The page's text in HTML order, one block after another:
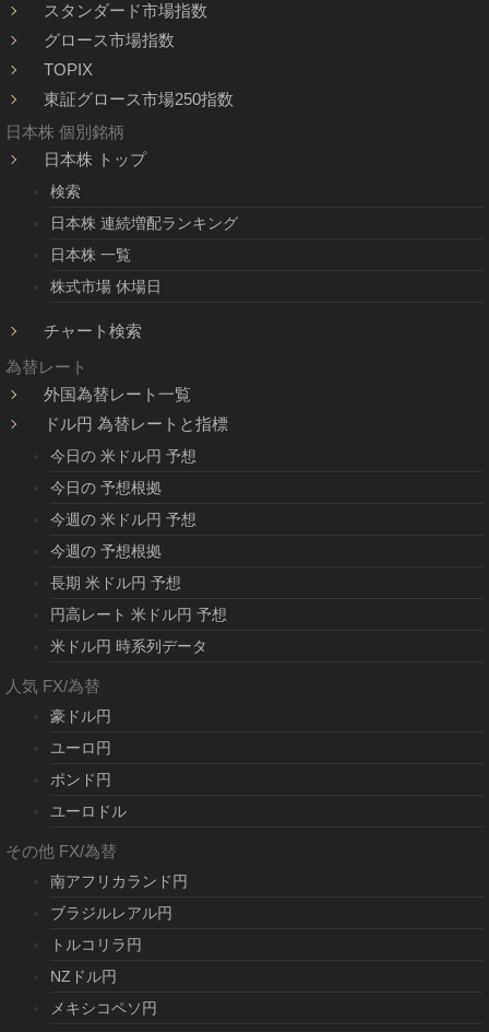
スタンダード市場指数
グロース市場指数
TOPIX
東証グロース市場250指数
日本株 個別銘柄
日本株 トップ
検索
日本株 連続増配ランキング
日本株 一覧
株式市場 休場日
チャート検索
為替レート
外国為替レート一覧
ドル円 為替レートと指標
今日の 米ドル円 予想
今日の 予想根拠
今週の 米ドル円 予想
今週の 予想根拠
長期 米ドル円 予想
円高レート 米ドル円 予想
米ドル円 時系列データ
人気 FX/為替
豪ドル円
ユーロ円
ポンド円
ユーロドル
その他 FX/為替
南アフリカランド円
ブラジルレアル円
トルコリラ円
NZドル円
メキシコペソ円